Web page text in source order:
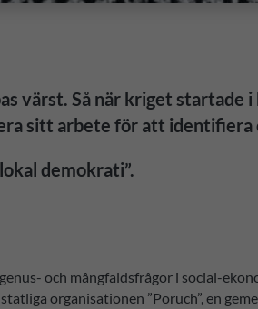
värst. Så när kriget
sitt arbete för att
demokrati”.
och mångfaldsfrågor i social-
organisationen ”Poruch”, en